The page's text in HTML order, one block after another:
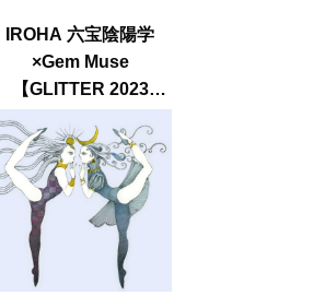
IROHA 六宝陰陽学
×Gem Muse
【GLITTER 2023
SUMMER issue】